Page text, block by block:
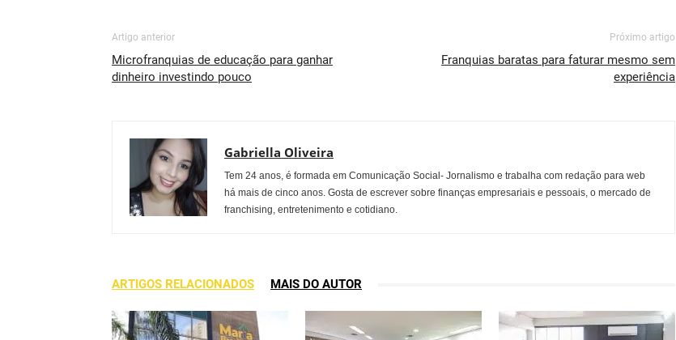
Artigo anterior
Microfranquias de educação para ganhar
dinheiro investindo pouco
Próximo artigo
Franquias baratas para faturar mesmo sem
experiência
Gabriella Oliveira
Tem 24 anos, é formada em Comunicação Social- Jornalismo e trabalha com redação para web
há mais de cinco anos. Gosta de escrever sobre finanças empresariais e pessoais, o mercado de
franchising, entretenimento e cotidiano.
ARTIGOS RELACIONADOS MAIS DO AUTOR